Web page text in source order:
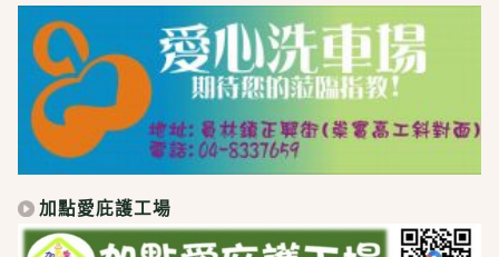
加點愛庇護工場